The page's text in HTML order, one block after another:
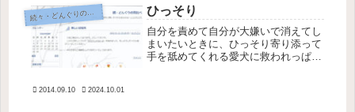
続
々・どんぐりの背比べ ひっそり
自分を責めて自分が大嫌いで消えてし
まいたいときに、ひっそり寄り添って
手を舐めてくれる愛犬に救われっぱな
2014.09.10 2024.10.01